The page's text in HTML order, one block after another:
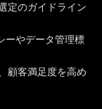
定のガイドライン
ーやデータ管理標
顧客満足度を高め